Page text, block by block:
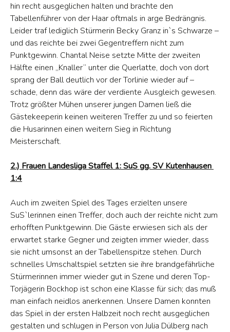
hin recht ausgeglichen halten und brachte den
Tabellenführer von der Haar oftmals in arge Bedrängnis.
Leider traf lediglich Stürmerin Becky Granz in`s Schwarze –
und das reichte bei zwei Gegentreffern nicht zum
Punktgewinn. Chantal Neise setzte Mitte der zweiten
Hälfte einen „Knaller“ unter die Querlatte, doch von dort
sprang der Ball deutlich vor der Torlinie wieder auf –
schade, denn das wäre der verdiente Ausgleich gewesen.
Trotz größter Mühen unserer jungen Damen ließ die
Gästekeeperin keinen weiteren Treffer zu und so feierten
die Husarinnen einen weitern Sieg in Richtung
Meisterschaft.
2.) Frauen Landesliga Staffel 1: SuS gg. SV Kutenhausen
1:4
Auch im zweiten Spiel des Tages erzielten unsere
SuS`lerinnen einen Treffer, doch auch der reichte nicht zum
erhofften Punktgewinn. Die Gäste erwiesen sich als der
erwartet starke Gegner und zeigten immer wieder, dass
sie nicht umsonst an der Tabellenspitze stehen. Durch
schnelles Umschaltspiel setzten sie ihre brandgefährliche
Stürmerinnen immer wieder gut in Szene und deren Top-
Torjägerin Bockhop ist schon eine Klasse für sich; das muß
man einfach neidlos anerkennen. Unsere Damen konnten
das Spiel in der ersten Halbzeit noch recht ausgeglichen
gestalten und schlugen in Person von Julia Dülberg nach